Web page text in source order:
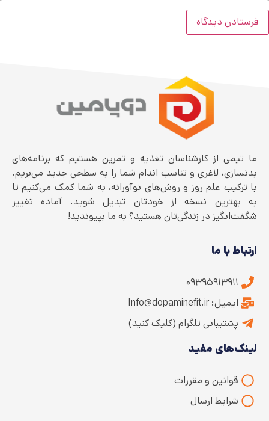
ما تیمی از کارشناسان تغذیه و تمرین هستیم که برنامه‌های
بدنسازی، لاغری و تناسب اندام شما را به سطحی جدید می‌بریم.
با ترکیب علم روز و روش‌های نوآورانه، به شما کمک می‌کنیم تا
به بهترین نسخه از خودتان تبدیل شوید. آماده تغییر
شگفت‌انگیز در زندگی‌تان هستید؟ به ما بپیوندید!
ارتباط با ما
۰۹۳۹۵۹۱۳۹۱۱
ایمیل: Info@dopaminefit.ir
پشتیبانی تلگرام (کلیک کنید)
لینک‌های مفید
قوانین و مقررات
شرایط ارسال